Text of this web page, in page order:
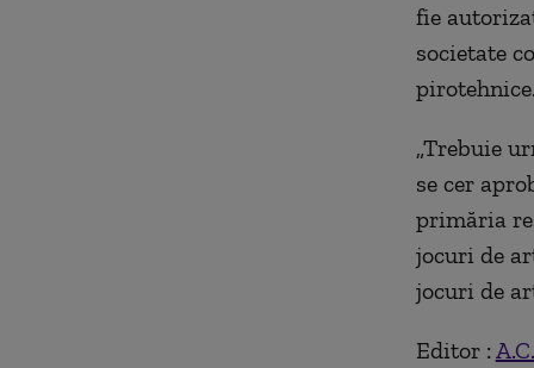
fie
societate
pirotehnice.
„Trebuie
se cer
primăria
jocuri de
jocuri de
Editor : A.C.